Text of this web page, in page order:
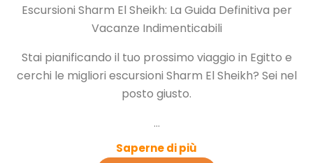
Escursioni Sharm El Sheikh: La Guida Definitiva per
Vacanze Indimenticabili
Stai pianificando il tuo prossimo viaggio in Egitto e
cerchi le migliori escursioni Sharm El Sheikh? Sei nel
posto giusto.
...
Saperne di più